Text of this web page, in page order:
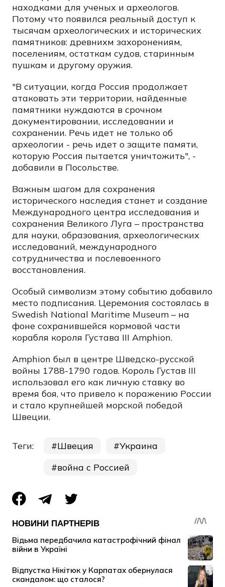
находками для ученых и археологов.
Потому что появился реальный доступ к
тысячам археологических и исторических
памятников: древнихм захоронениям,
поселениям, остаткам судов, старинным
пушкам и другому оружия.
"В ситуации, когда Россия продолжает
атаковать эти территории, найденные
памятники нуждаются в срочном
документировании, исследовании и
сохранении. Речь идет не только об
археологии - речь идет о защите памяти,
которую Россия пытается уничтожить", -
добавили в Посольстве.
Важным шагом для сохранения
исторического наследия станет и создание
Международного центра исследования и
сохранения Великого Луга – пространства
для науки, образования, археологических
исследований, международного
сотрудничества и послевоенного
восстановления.
Особый символизм этому событию добавило
место подписания. Церемония состоялась в
Swedish National Maritime Museum – на
фоне сохранившейся кормовой части
корабля короля Густава III Amphion.
Amphion был в центре Шведско-русской
войны 1788-1790 годов. Король Густав III
использовал его как личную ставку во
время боя, что привело к поражению России
и стало крупнейшей морской победой
Швеции.
Теги: Швеция
Украина
война с Россией